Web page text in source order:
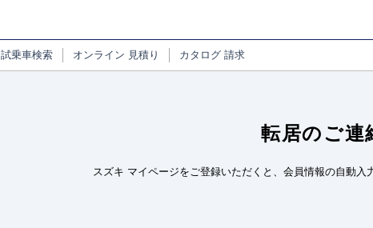
試乗車検索 オンライン 見積り カタログ 請求
転居のご連
スズキ マイページをご登録いただくと、会員情報の自動入